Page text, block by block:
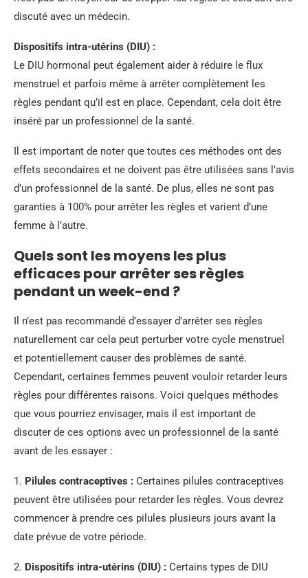
discuté avec un médecin.
Dispositifs intra-utérins (DIU) :
Le DIU hormonal peut également aider à réduire le flux
menstruel et parfois même à arrêter complètement les
règles pendant qu’il est en place. Cependant, cela doit être
inséré par un professionnel de la santé.
Il est important de noter que toutes ces méthodes ont des
effets secondaires et ne doivent pas être utilisées sans l’avis
d’un professionnel de la santé. De plus, elles ne sont pas
garanties à 100% pour arrêter les règles et varient d’une
femme à l’autre.
Quels sont les moyens les plus
efficaces pour arrêter ses règles
pendant un week-end ?
Il n’est pas recommandé d’essayer d’arrêter ses règles
naturellement car cela peut perturber votre cycle menstruel
et potentiellement causer des problèmes de santé.
Cependant, certaines femmes peuvent vouloir retarder leurs
règles pour différentes raisons. Voici quelques méthodes
que vous pourriez envisager, mais il est important de
discuter de ces options avec un professionnel de la santé
avant de les essayer :
1. Pilules contraceptives : Certaines pilules contraceptives
peuvent être utilisées pour retarder les règles. Vous devrez
commencer à prendre ces pilules plusieurs jours avant la
date prévue de votre période.
2. Dispositifs intra-utérins (DIU) : Certains types de DIU